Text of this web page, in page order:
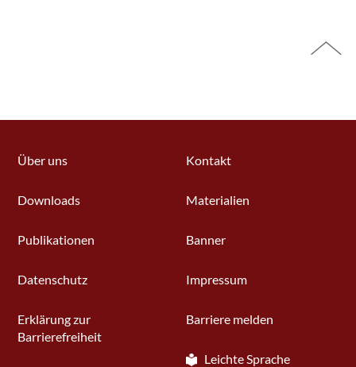
Über uns Kontakt
Downloads Materialien
Publikationen Banner
Datenschutz Impressum
Erklärung zur
Barrierefreiheit
Barriere melden
Leichte Sprache